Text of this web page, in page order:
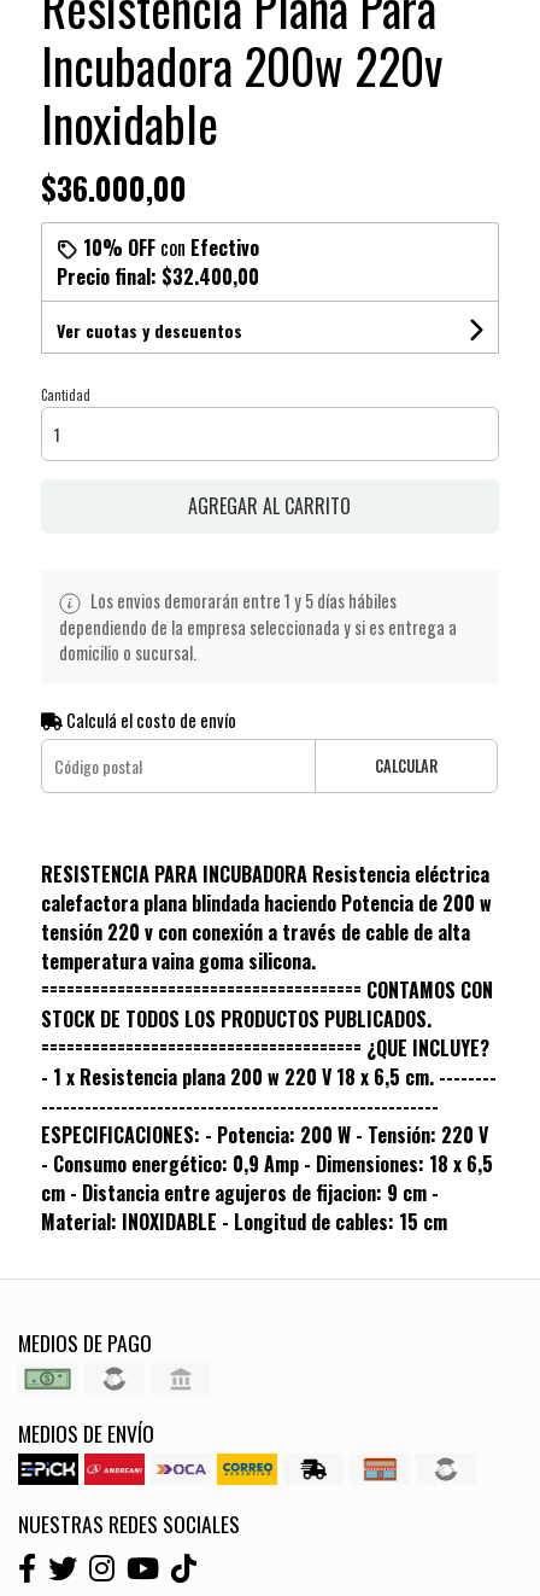
Incubadora 200w 220v
Inoxidable
$36.000,00
10% OFFcon Efectivo
Precio final: $32.400,00
Ver cuotas y descuentos
Cantidad
AGREGAR AL CARRITO
Los envios demorarán entre 1 y 5 días hábiles
dependiendo de la empresa seleccionada y si es entrega a
domicilio o sucursal.
Calculá el costo de envío
CALCULAR
RESISTENCIA PARA INCUBADORA Resistencia eléctrica
calefactora plana blindada haciendo Potencia de 200 w
tensión 220 v con conexión a través de cable de alta
temperatura vaina goma silicona.
====================================== CONTAMOS CON
STOCK DE TODOS LOS PRODUCTOS PUBLICADOS.
====================================== ¿QUE INCLUYE?
- 1 x Resistencia plana 200 w 220 V 18 x 6,5 cm. --------
-------------------------------------------------------
ESPECIFICACIONES: - Potencia: 200 W - Tensión: 220 V
- Consumo energético: 0,9 Amp - Dimensiones: 18 x 6,5
cm - Distancia entre agujeros de fijacion: 9 cm -
Material: INOXIDABLE - Longitud de cables: 15 cm
MEDIOS DE PAGO
MEDIOS DE ENVÍO
NUESTRAS REDES SOCIALES